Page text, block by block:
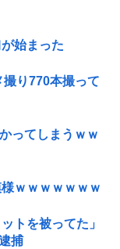
始まった
撮り770本撮って
ってしまうｗｗ
ｗｗｗｗｗｗｗ
トを被ってた」
捕